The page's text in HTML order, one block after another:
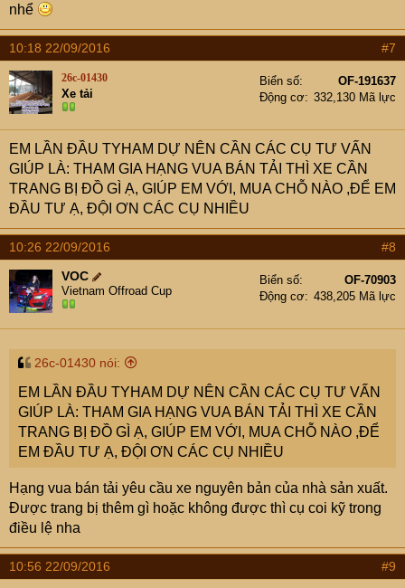
nhể
10:18 22/09/2016 #7
26c-01430
Xe tải
Biển số
OF-191637
Động cơ
332,130 Mã lực
EM LẦN ĐẦU TYHAM DỰ NÊN CẦN CÁC CỤ TƯ VẤN
GIÚP LÀ: THAM GIA HẠNG VUA BÁN TẢI THÌ XE CẦN
TRANG BỊ ĐỒ GÌ Ạ, GIÚP EM VỚI, MUA CHỖ NÀO ,ĐỂ EM
ĐẦU TƯ Ạ, ĐỘI ƠN CÁC CỤ NHIỀU
10:26 22/09/2016
#8
VOC
Vietnam Offroad Cup
Biển số
OF-70903
Động cơ
438,205 Mã lực
26c-01430 nói:
EM LẦN ĐẦU TYHAM DỰ NÊN CẦN CÁC CỤ TƯ VẤN
GIÚP LÀ: THAM GIA HẠNG VUA BÁN TẢI THÌ XE CẦN
TRANG BỊ ĐỒ GÌ Ạ, GIÚP EM VỚI, MUA CHỖ NÀO ,ĐỂ
EM ĐẦU TƯ Ạ, ĐỘI ƠN CÁC CỤ NHIỀU
Hạng vua bán tải yêu cầu xe nguyên bản của nhà sản xuất.
Được trang bị thêm gì hoặc không được thì cụ coi kỹ trong
điều lệ nha
10:56 22/09/2016 #9